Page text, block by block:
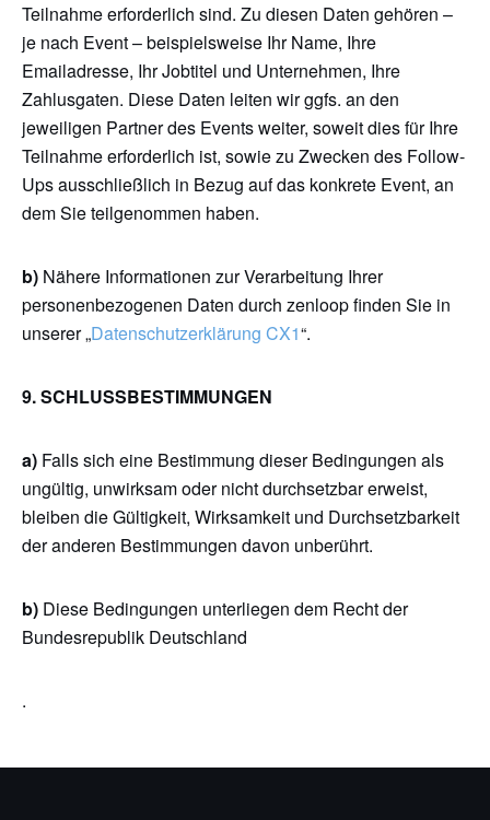
Teilnahme erforderlich sind. Zu diesen Daten gehören –
je nach Event – beispielsweise Ihr Name, Ihre
Emailadresse, Ihr Jobtitel und Unternehmen, Ihre
Zahlusgaten. Diese Daten leiten wir ggfs. an den
jeweiligen Partner des Events weiter, soweit dies für Ihre
Teilnahme erforderlich ist, sowie zu Zwecken des Follow-
Ups ausschließlich in Bezug auf das konkrete Event, an
dem Sie teilgenommen haben.
b) Nähere Informationen zur Verarbeitung Ihrer
personenbezogenen Daten durch zenloop finden Sie in
unserer „Datenschutzerklärung CX1“.
9. SCHLUSSBESTIMMUNGEN
a) Falls sich eine Bestimmung dieser Bedingungen als
ungültig, unwirksam oder nicht durchsetzbar erweist,
bleiben die Gültigkeit, Wirksamkeit und Durchsetzbarkeit
der anderen Bestimmungen davon unberührt.
b) Diese Bedingungen unterliegen dem Recht der
Bundesrepublik Deutschland
.